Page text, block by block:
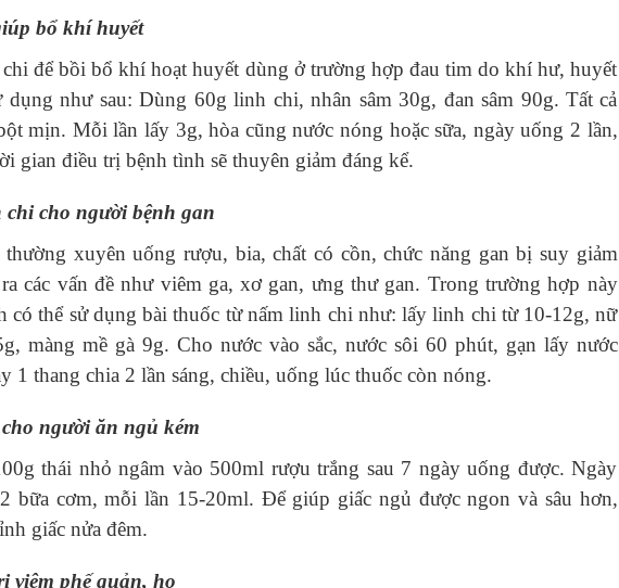
bổ khí huyết
để bồi bổ khí hoạt huyết dùng ở trường hợp đau tim do khí hư, huyết
dụng như sau: Dùng 60g linh chi, nhân sâm 30g, đan sâm 90g. Tất cả
mịn. Mỗi lần lấy 3g, hòa cũng nước nóng hoặc sữa, ngày uống 2 lần,
gian điều trị bệnh tình sẽ thuyên giảm đáng kể.
cho người bệnh gan
xuyên uống rượu, bia, chất có cồn, chức năng gan bị suy giảm
các vấn đề như viêm ga, xơ gan, ưng thư gan. Trong trường hợp này
có thể sử dụng bài thuốc từ nấm linh chi như: lấy linh chi từ 10-12g, nữ
màng mề gà 9g. Cho nước vào sắc, nước sôi 60 phút, gạn lấy nước
1 thang chia 2 lần sáng, chiều, uống lúc thuốc còn nóng.
người ăn ngủ kém
thái nhỏ ngâm vào 500ml rượu trắng sau 7 ngày uống được. Ngày
bữa cơm, mỗi lần 15-20ml. Để giúp giấc ngủ được ngon và sâu hơn,
giấc nửa đêm.
viêm phế quản, ho